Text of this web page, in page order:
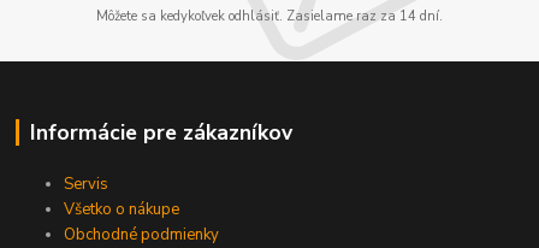
Môžete sa kedykoľvek odhlásiť. Zasielame raz za 14 dní.
Informácie pre zákazníkov
Servis
Všetko o nákupe
Obchodné podmienky